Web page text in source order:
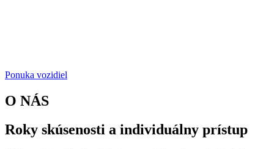
Ponuka vozidiel
O NÁS
Roky skúsenosti a individuálny prístup